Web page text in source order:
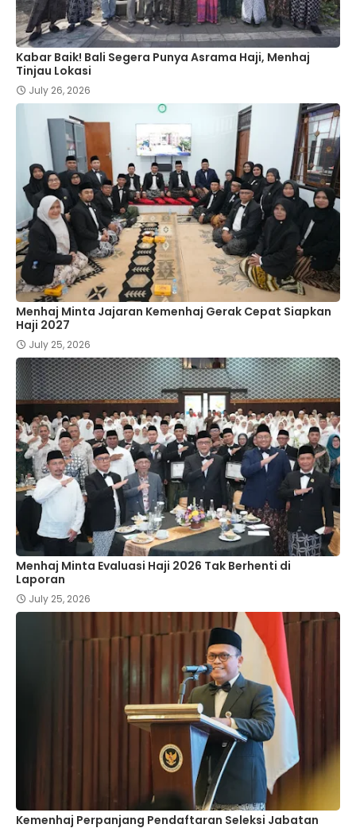
Kabar Baik! Bali Segera Punya Asrama Haji, Menhaj
Tinjau Lokasi
July 26, 2026
Menhaj Minta Jajaran Kemenhaj Gerak Cepat Siapkan
Haji 2027
July 25, 2026
Menhaj Minta Evaluasi Haji 2026 Tak Berhenti di
Laporan
July 25, 2026
Kemenhaj Perpanjang Pendaftaran Seleksi Jabatan